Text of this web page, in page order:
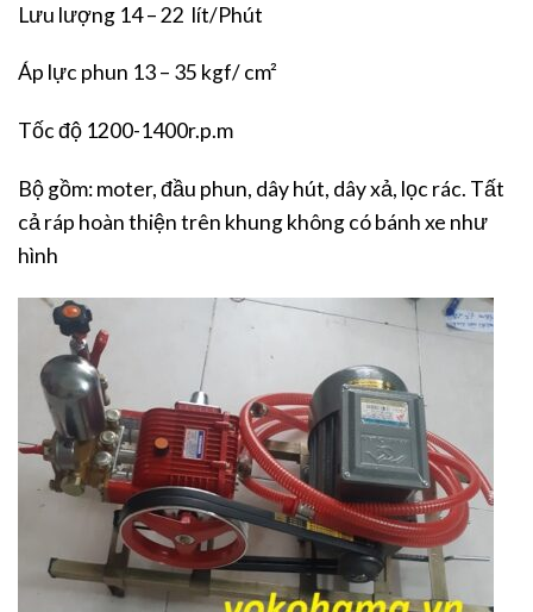
Lưu lượng 14 – 22 lít/Phút
Áp lực phun 13 – 35 kgf/ cm²
Tốc độ 1200-1400r.p.m
Bộ gồm: moter, đầu phun, dây hút, dây xả, lọc rác. Tất
cả ráp hoàn thiện trên khung không có bánh xe như
hình